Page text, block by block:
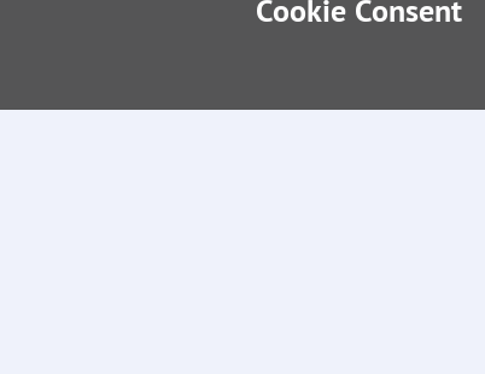
Cookie Consent